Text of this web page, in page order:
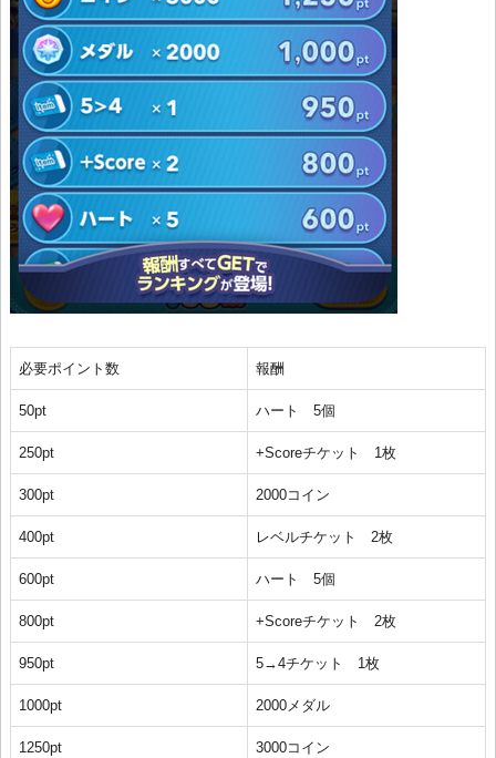
必要ポイント数 報酬
50pt ハート 5個
250pt +Scoreチケット 1枚
300pt 2000コイン
400pt レベルチケット 2枚
600pt ハート 5個
800pt +Scoreチケット 2枚
950pt 5→4チケット 1枚
1000pt 2000メダル
1250pt 3000コイン